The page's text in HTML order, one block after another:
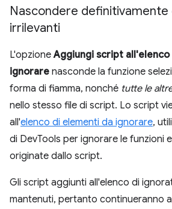
Nascondere definitivamente
irrilevanti
L'opzioneAggiungi script
ignorare nasconde la funzione
forma di fiamma, nonché tutte le
nello stesso file di script. Lo script
all'elenco di elementi da ignorare,
di DevTools per ignorare le funzioni
originate dallo script.
Gli script aggiunti all'elenco di
mantenuti, pertanto continueranno